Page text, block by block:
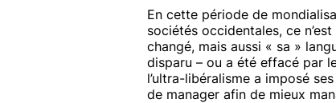
En cette période de
sociétés occidentales, ce
changé, mais aussi « sa »
disparu – ou a été effacé par
l’ultra-libéralisme a imposé
de manager afin de mieux